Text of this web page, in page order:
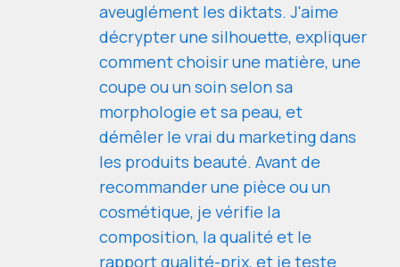
aveuglément les diktats. J'aime
décrypter une silhouette, expliquer
comment choisir une matière, une
coupe ou un soin selon sa
morphologie et sa peau, et
démêler le vrai du marketing dans
les produits beauté. Avant de
recommander une pièce ou un
cosmétique, je vérifie la
composition, la qualité et le
rapport qualité-prix, et je teste